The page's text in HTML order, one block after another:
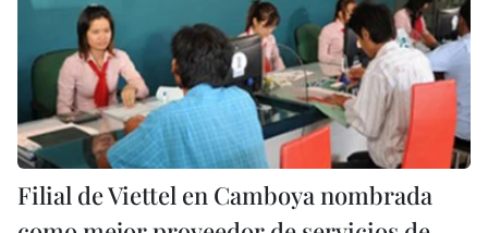
Filial de Viettel en Camboya nombrada